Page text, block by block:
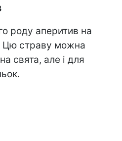
роду аперитив на
Цю страву можна
свята, але і для